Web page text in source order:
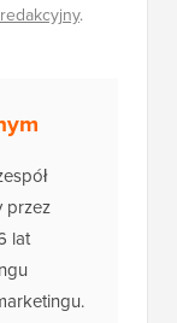
.
przez
lat